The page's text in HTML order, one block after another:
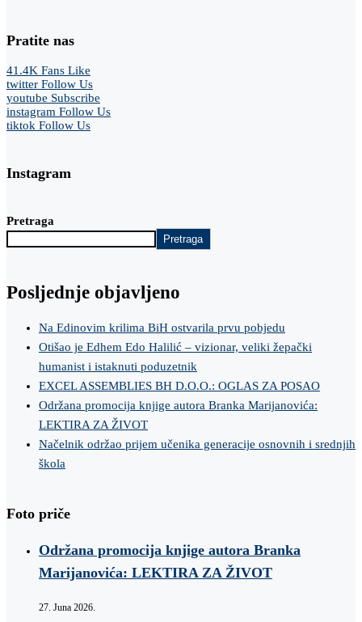
Pratite nas
41.4K Fans Like
twitter Follow Us
youtube Subscribe
instagram Follow Us
tiktok Follow Us
Instagram
Pretraga
Pretraga
Posljednje objavljeno
Na Edinovim krilima BiH ostvarila prvu pobjedu
Otišao je Edhem Edo Halilić – vizionar, veliki žepački
humanist i istaknuti poduzetnik
EXCEL ASSEMBLIES BH D.O.O.: OGLAS ZA POSAO
Održana promocija knjige autora Branka Marijanovića:
LEKTIRA ZA ŽIVOT
Načelnik održao prijem učenika generacije osnovnih i srednjih
škola
Foto priče
Održana promocija knjige autora Branka
Marijanovića: LEKTIRA ZA ŽIVOT
27. Juna 2026.